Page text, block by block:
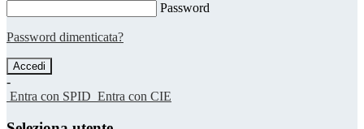
Password
Password dimenticata?
-
Entra con SPID Entra con CIE